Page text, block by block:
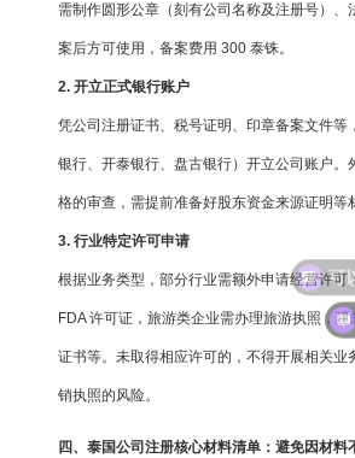
需制作圆形公章（刻有公司名称及注册号）、
案后方可使用，备案费用 300 泰铢。
2. 开立正式银行账户
凭公司注册证书、税号证明、印章备案文件等
银行、开泰银行、盘古银行）开立公司账户。
格的审查，需提前准备好股东资金来源证明等
3. 行业特定许可申请
根据业务类型，部分行业需额外申请经营许可
FDA 许可证，旅游类企业需办理旅游执照，
证书等。未取得相应许可的，不得开展相关业
销执照的风险。
四、泰国公司注册核心材料清单：避免因材料